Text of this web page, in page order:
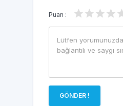
Puan :
GÖNDER !